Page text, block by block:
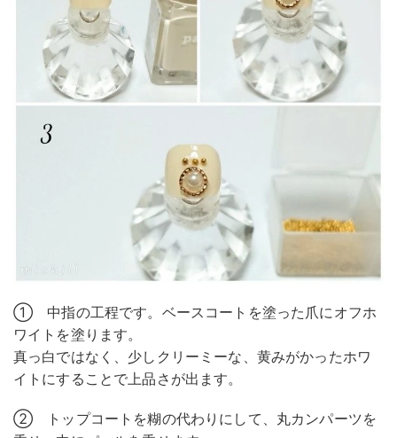
① 中指の工程です。ベースコートを塗った爪にオフホ
ワイトを塗ります。
真っ白ではなく、少しクリーミーな、黄みがかったホワ
イトにすることで上品さが出ます。
② トップコートを糊の代わりにして、丸カンパーツを